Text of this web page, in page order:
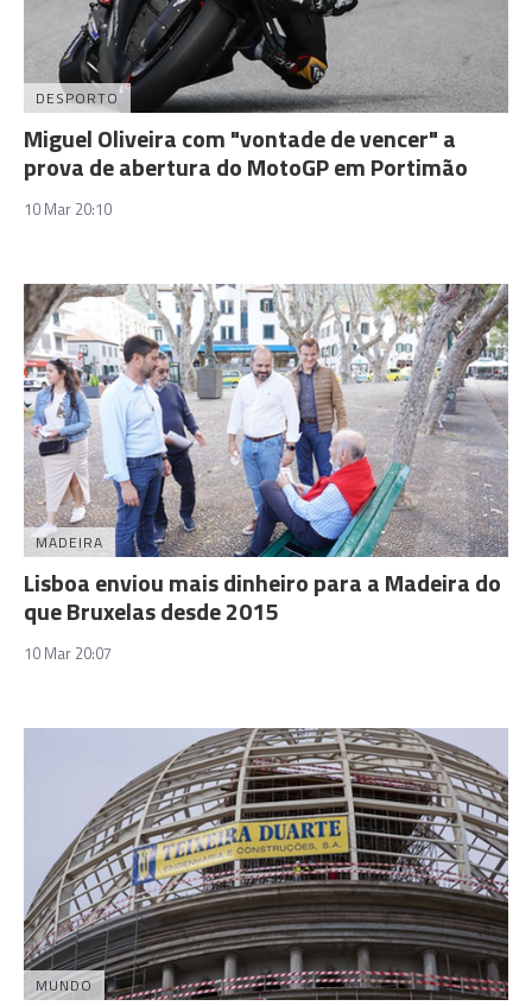
DESPORTO
Miguel Oliveira com "vontade de vencer" a
prova de abertura do MotoGP em Portimão
10 Mar 20:10
MADEIRA
Lisboa enviou mais dinheiro para a Madeira do
que Bruxelas desde 2015
10 Mar 20:07
MUNDO